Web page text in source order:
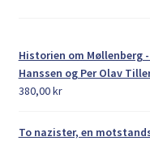
Historien om Møllenberg
Hanssen og Per Olav
380,00kr
To nazister, en